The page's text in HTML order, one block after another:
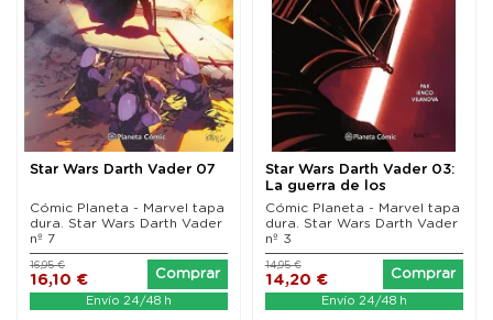
Star Wars Darth Vader 07
Cómic Planeta - Marvel tapa
dura. Star Wars Darth Vader
nº 7
16,10 €
16,95 €
Comprar
Envío 24/48 h
Star Wars Darth Vader 03:
La guerra de los
cazarrecompensas
Cómic Planeta - Marvel tapa
dura. Star Wars Darth Vader
nº 3
14,20 €
14,95 €
Comprar
Envío 24/48 h